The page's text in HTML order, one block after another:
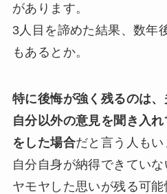
があります。
3人目を諦めた結果、数年
もあるとか。
特に後悔が強く残るのは、
自分以外の意見を聞き入
をした場合だと言う人もい
自分自身が納得できてい
ヤモヤした思いが残る可能